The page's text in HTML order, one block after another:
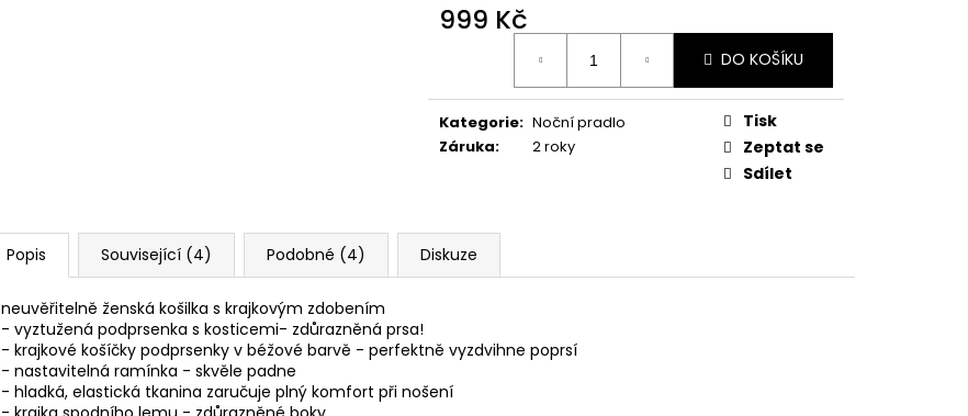
999 Kč
DO KOŠÍKU
Kategorie: Noční pradlo
Záruka: 2 roky
Tisk
Zeptat se
Sdílet
Popis Související (4) Podobné (4) Diskuze
neuvěřitelně ženská košilka s krajkovým zdobením
- vyztužená podprsenka s kosticemi- zdůrazněná prsa!
- krajkové košíčky podprsenky v béžové barvě - perfektně vyzdvihne poprsí
- nastavitelná ramínka - skvěle padne
- hladká, elastická tkanina zaručuje plný komfort při nošení